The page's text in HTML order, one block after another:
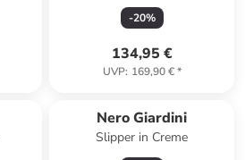
-20%
134,95 €
UVP: 169,90 €*
Nero Giardini
Slipper in Creme